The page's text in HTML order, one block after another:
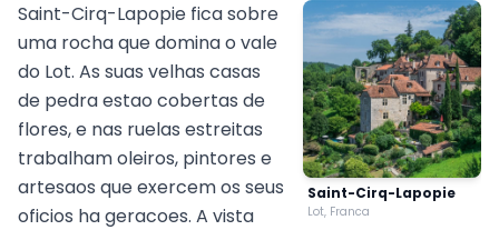
Saint-Cirq-Lapopie
Lot, Franca
Saint-Cirq-Lapopie fica sobre
uma rocha que domina o vale
do Lot. As suas velhas casas
de pedra estao cobertas de
flores, e nas ruelas estreitas
trabalham oleiros, pintores e
artesaos que exercem os seus
oficios ha geracoes. A vista